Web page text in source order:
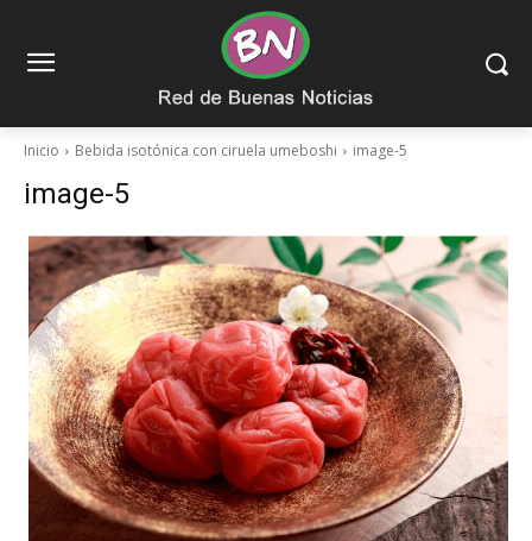
Inicio Bebida isotónica con ciruela umeboshi image-5
image-5